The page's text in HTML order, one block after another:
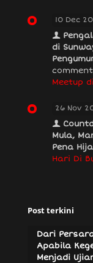
10 Dec
di
Meetup
26 Nov
Mula,
Pena
Hari Di
Post terkini
Dari
Apabila
Menjadi